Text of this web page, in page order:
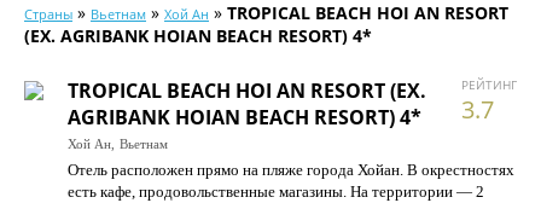
Календарь туров
Цены дня
Страны
Как купить
Страны » Вьетнам » Хой Ан » TROPICAL BEACH HOI AN RESORT
(EX. AGRIBANK HOIAN BEACH RESORT) 4*
РЕЙТИНГ
3.7
TROPICAL BEACH HOI AN RESORT (EX.
AGRIBANK HOIAN BEACH RESORT) 4*
Хой Ан, Вьетнам
Отель расположен прямо на пляже города Хойан. В окрестностях
есть кафе, продовольственные магазины. На территории — 2